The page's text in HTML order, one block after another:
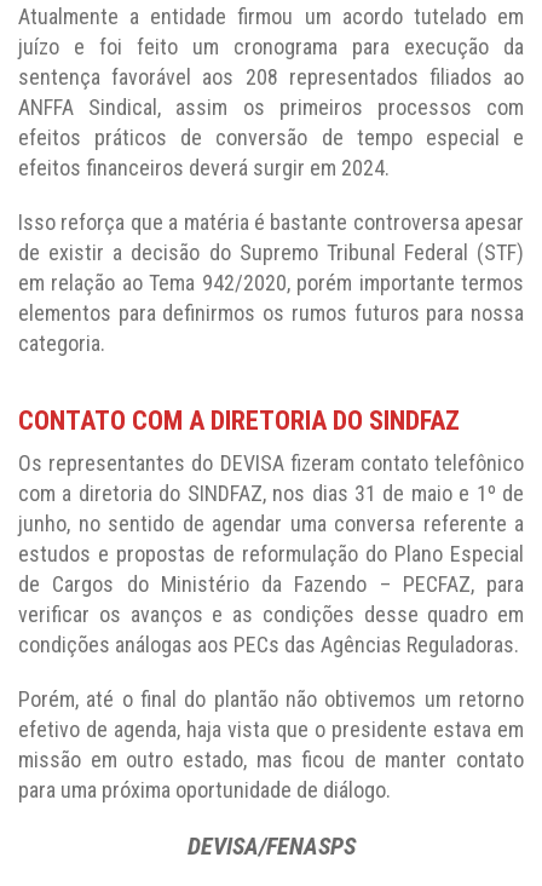
Atualmente a entidade firmou um acordo tutelado em
juízo e foi feito um cronograma para execução da
sentença favorável aos 208 representados filiados ao
ANFFA Sindical, assim os primeiros processos com
efeitos práticos de conversão de tempo especial e
efeitos financeiros deverá surgir em 2024.
Isso reforça que a matéria é bastante controversa apesar
de existir a decisão do Supremo Tribunal Federal (STF)
em relação ao Tema 942/2020, porém importante termos
elementos para definirmos os rumos futuros para nossa
categoria.
CONTATO COM A DIRETORIA DO SINDFAZ
Os representantes do DEVISA fizeram contato telefônico
com a diretoria do SINDFAZ, nos dias 31 de maio e 1º de
junho, no sentido de agendar uma conversa referente a
estudos e propostas de reformulação do Plano Especial
de Cargos do Ministério da Fazendo – PECFAZ, para
verificar os avanços e as condições desse quadro em
condições análogas aos PECs das Agências Reguladoras.
Porém, até o final do plantão não obtivemos um retorno
efetivo de agenda, haja vista que o presidente estava em
missão em outro estado, mas ficou de manter contato
para uma próxima oportunidade de diálogo.
DEVISA/FENASPS